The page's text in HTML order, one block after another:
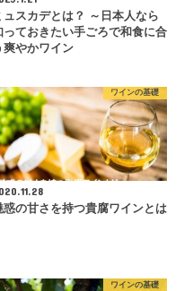
ュスカデとは？ ～日本人なら
っておきたい手ごろで和食に合
爽やかワイン
ワインの基礎
惑の甘さを持つ貴腐ワインとは
ワインの基礎